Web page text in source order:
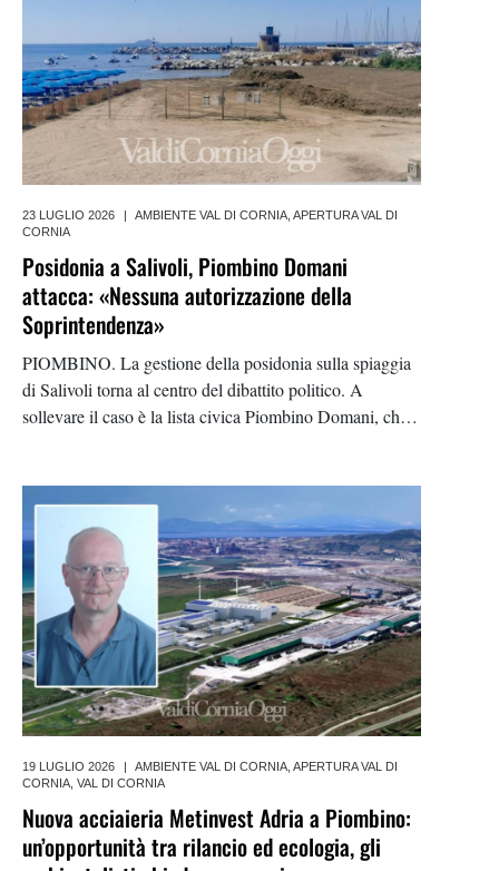
23 LUGLIO 2026 | AMBIENTE VAL DI CORNIA APERTURA VAL DI
CORNIA
Posidonia a Salivoli, Piombino Domani
attacca: «Nessuna autorizzazione della
Soprintendenza»
PIOMBINO. La gestione della posidonia sulla spiaggia
di Salivoli torna al centro del dibattito politico. A
sollevare il caso è la lista civica Piombino Domani, che,
19 LUGLIO 2026 AMBIENTE VAL DI CORNIA, APERTURA VAL DI
CORNIA, VAL DI CORNIA
Nuova acciaieria Metinvest Adria a Piombino:
un’opportunità tra rilancio ed ecologia, gli